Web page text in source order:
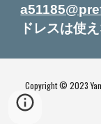
ドレスは使
Copyright © 2023